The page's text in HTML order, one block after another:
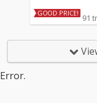
GOOD PRICE! 91
Error.